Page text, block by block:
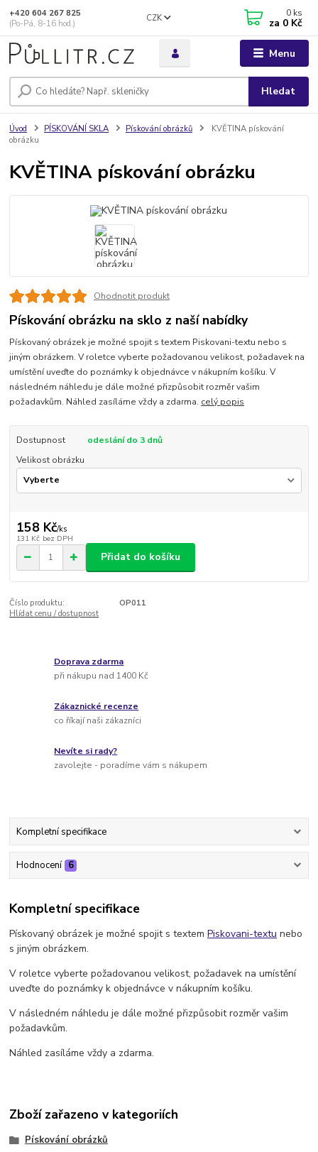
Menu
CZK
Hledat
+420 604 267 825
(Po-Pá, 8-16 hod.)
0 ks
za 0 Kč
Úvod PÍSKOVÁNÍ SKLA Pískování obrázků
KVĚTINA pískování
obrázku
KVĚTINA pískování obrázku
Ohodnotit produkt
Pískování obrázku na sklo z naší nabídky
Pískovaný obrázek je možné spojit s textem Piskovani-textu nebo s
jiným obrázkem. V roletce vyberte požadovanou velikost, požadavek na
umístění uveďte do poznámky k objednávce v nákupním košíku. V
následném náhledu je dále možné přizpůsobit rozměr vašim
požadavkům. Náhled zasíláme vždy a zdarma. celý popis
Dostupnost
odeslání do 3 dnů
Velikost obrázku
158 Kč/ks
131 Kč bez DPH
Přidat do košíku
Číslo produktu:
OP011
Hlídat cenu / dostupnost
Doprava zdarma
při nákupu nad 1400 Kč
Zákaznické recenze
co říkají naši zákazníci
Nevíte si rady?
zavolejte - poradíme vám s nákupem
Kompletní specifikace
Hodnocení 6
Kompletní specifikace
Pískovaný obrázek je možné spojit s textemPiskovani-textu nebo
s jiným obrázkem.
V roletce vyberte požadovanou velikost, požadavek na umístění
uveďte do poznámky k objednávce v nákupním košíku.
V následném náhledu je dále možné přizpůsobit rozměr vašim
požadavkům.
Náhled zasíláme vždy a zdarma.
Zboží zařazeno v kategoriích
Pískování obrázků